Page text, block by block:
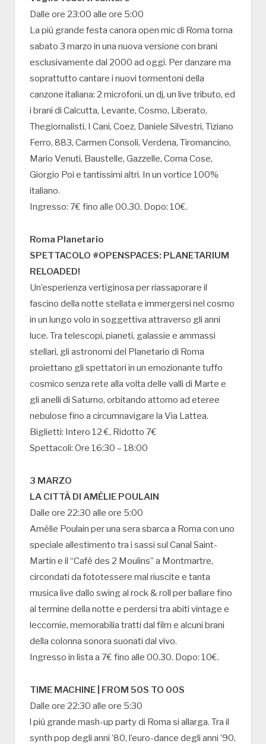
Dalle ore 23:00 alle ore 5:00
La più grande festa canora open mic di Roma torna
sabato 3 marzo in una nuova versione con brani
esclusivamente dal 2000 ad oggi. Per danzare ma
soprattutto cantare i nuovi tormentoni della
canzone italiana: 2 microfoni, un dj, un live tributo, ed
i brani di Calcutta, Levante, Cosmo, Liberato,
Thegiornalisti, I Cani, Coez, Daniele Silvestri, Tiziano
Ferro, 883, Carmen Consoli, Verdena, Tiromancino,
Mario Venuti, Baustelle, Gazzelle, Coma Cose,
Giorgio Poi e tantissimi altri. In un vortice 100%
italiano.
Ingresso: 7€ fino alle 00.30. Dopo: 10€.
Roma Planetario
SPETTACOLO #OPENSPACES: PLANETARIUM
RELOADED!
Un’esperienza vertiginosa per riassaporare il
fascino della notte stellata e immergersi nel cosmo
in un lungo volo in soggettiva attraverso gli anni
luce. Tra telescopi, pianeti, galassie e ammassi
stellari, gli astronomi del Planetario di Roma
proiettano gli spettatori in un emozionante tuffo
cosmico senza rete alla volta delle valli di Marte e
gli anelli di Saturno, orbitando attorno ad eteree
nebulose fino a circumnavigare la Via Lattea.
Biglietti: Intero 12 €, Ridotto 7€
Spettacoli: Ore 16:30 – 18:00
3 MARZO
LA CITTÀ DI AMÉLIE POULAIN
Dalle ore 22:30 alle ore 5:00
Amélie Poulain per una sera sbarca a Roma con uno
speciale allestimento tra i sassi sul Canal Saint-
Martin e il “Café des 2 Moulins” a Montmartre,
circondati da fototessere mal riuscite e tanta
musica live dallo swing al rock & roll per ballare fino
al termine della notte e perdersi tra abiti vintage e
leccornie, memorabilia tratti dal film e alcuni brani
della colonna sonora suonati dal vivo.
Ingresso in lista a 7€ fino alle 00.30. Dopo: 10€.
TIME MACHINE | FROM 50S TO 00S
Dalle ore 22:30 alle ore 5:30
l più grande mash-up party di Roma si allarga. Tra il
synth pop degli anni ’80, l’euro-dance degli anni ’90,